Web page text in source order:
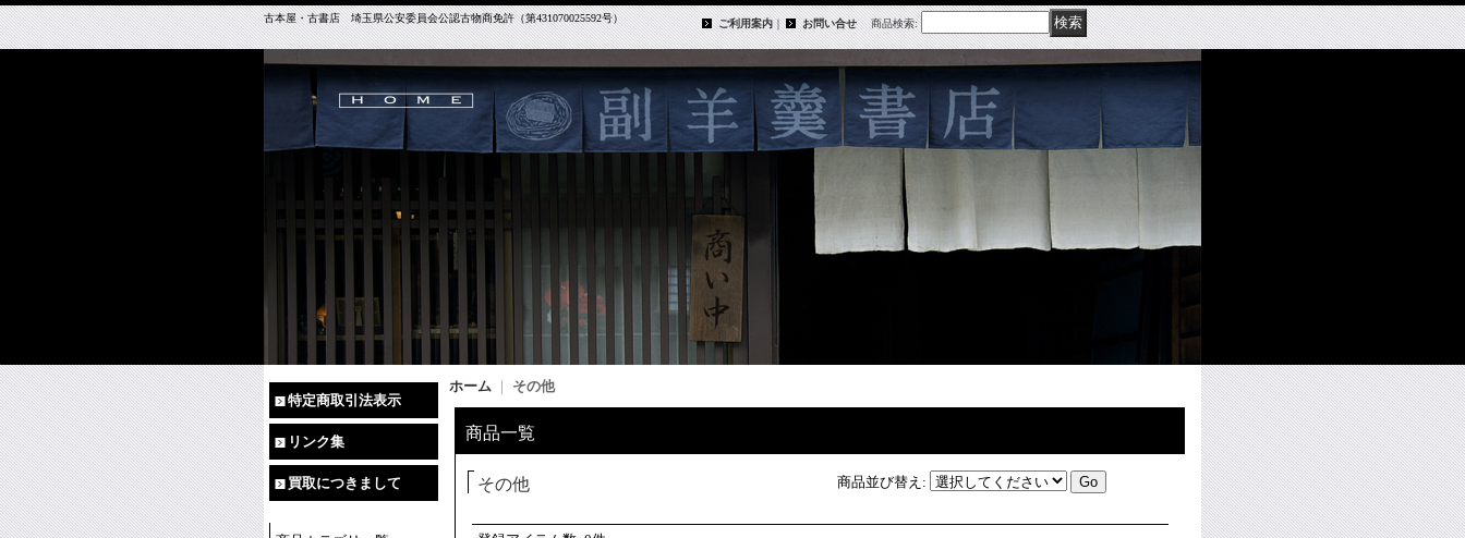
古本屋・古書店 埼玉県公安委員会公認古物商免許（第431070025592号） ご利用案内｜ お問い合せ 商品検索:
特定商取引法表示
リンク集
買取につきまして
ホーム その他
商品一覧
その他 商品並び替え :